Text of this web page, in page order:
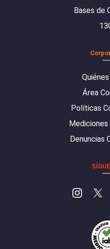
Bases de
Área
Políticas
Mediciones
Denuncias